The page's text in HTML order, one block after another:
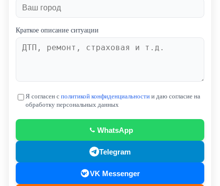
Краткое описание ситуации
Я согласен с политикой конфиденциальности и даю согласие на
обработку персональных данных
WhatsApp
Telegram
VK Messenger